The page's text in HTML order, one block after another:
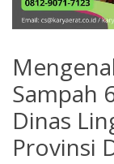
Sampah
Dinas
Provinsi